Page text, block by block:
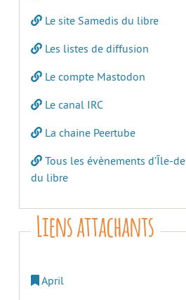
Le site Samedis du libre
Les listes de diffusion
Le compte Mastodon
Le canal IRC
La chaine Peertube
Tous les évènements d’Île-
du libre
Liens attachants
April